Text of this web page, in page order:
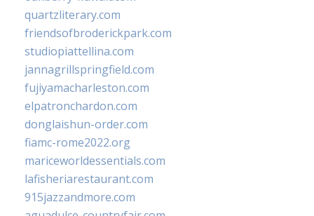
quartzliterary.com
friendsofbroderickpark.com
studiopiattellina.com
jannagrillspringfield.com
fujiyamacharleston.com
elpatronchardon.com
donglaishun-order.com
fiamc-rome2022.org
mariceworldessentials.com
lafisheriarestaurant.com
915jazzandmore.com